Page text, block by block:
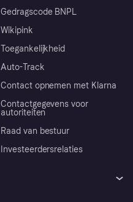
Gedragscode BNPL
Wikipink
Toegankelijkheid
Auto-Track
Contact opnemen met Klarna
Contactgegevens voor
autoriteiten
Raad van bestuur
Investeerdersrelaties